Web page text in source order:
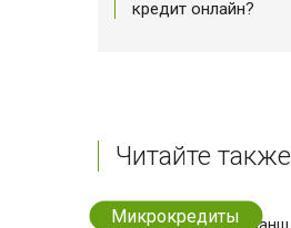
кредит онлайн?
Читайте также
Микрокредиты